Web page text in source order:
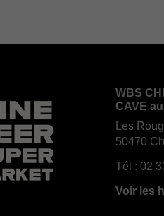
WBS
CAVE
Les
50470
Tél : 02
Voir les